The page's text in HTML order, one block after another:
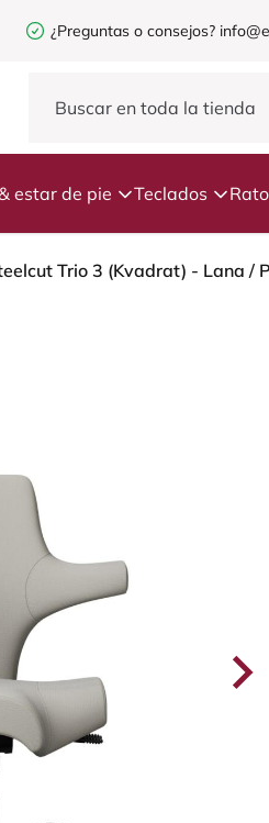
¿Preguntas o consejos?
estar de pie Teclados
Trio 3 (Kvadrat) - Lana